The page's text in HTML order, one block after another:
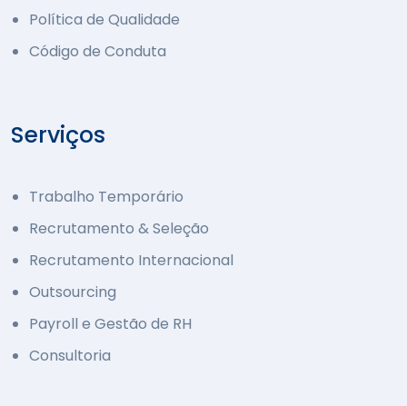
Política de Qualidade
Código de Conduta
Serviços
Trabalho Temporário
Recrutamento & Seleção
Recrutamento Internacional
Outsourcing
Payroll e Gestão de RH
Consultoria